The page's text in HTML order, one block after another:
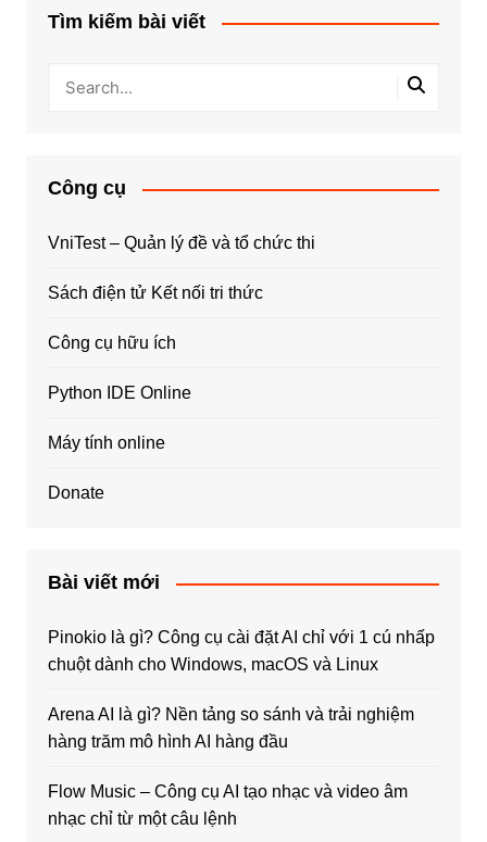
Tìm kiếm bài viết
Công cụ
VniTest – Quản lý đề và tổ chức thi
Sách điện tử Kết nối tri thức
Công cụ hữu ích
Python IDE Online
Máy tính online
Donate
Bài viết mới
Pinokio là gì? Công cụ cài đặt AI chỉ với 1 cú nhấp
chuột dành cho Windows, macOS và Linux
Arena AI là gì? Nền tảng so sánh và trải nghiệm
hàng trăm mô hình AI hàng đầu
Flow Music – Công cụ AI tạo nhạc và video âm
nhạc chỉ từ một câu lệnh